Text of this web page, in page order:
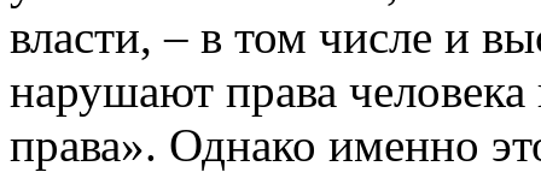
власти, – в том числе и
нарушают права
права». Однако именно